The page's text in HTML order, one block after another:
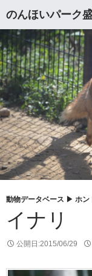
のんほいパーク
索
ン
テ
ン
ツ
へ
ス
キ
ッ
プ
動物データベース ▶ ホン
イナリ
公開日:2015/06/29